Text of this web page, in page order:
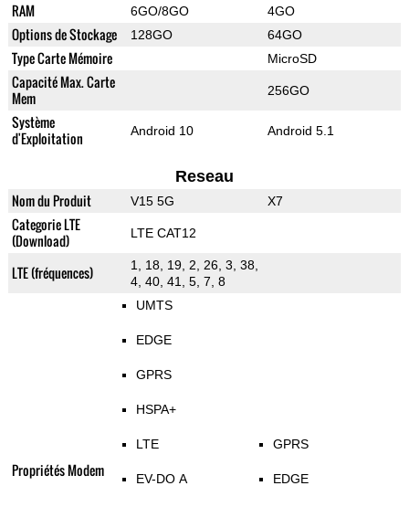
RAM 6GO/8GO 4GO
Options de Stockage 128GO 64GO
Type Carte Mémoire MicroSD
Capacité Max. Carte
Mem
256GO
Système
d'Exploitation
Android 10 Android 5.1
Reseau
Nom du Produit V15 5G X7
Categorie LTE
(Download)
LTE CAT12
LTE (fréquences)
1, 18, 19, 2, 26, 3, 38,
4, 40, 41, 5, 7, 8
Propriétés Modem
UMTS
EDGE
GPRS
HSPA+
LTE
EV-DO A
GPRS
EDGE